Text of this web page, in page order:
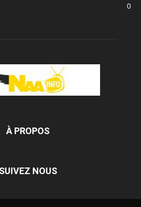
0
À PROPOS
SUIVEZ NOUS